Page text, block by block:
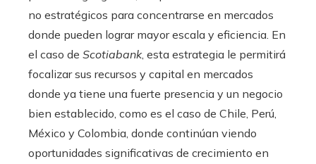
no estratégicos para concentrarse en mercados
donde pueden lograr mayor escala y eficiencia. En
el caso de Scotiabank, esta estrategia le permitirá
focalizar sus recursos y capital en mercados
donde ya tiene una fuerte presencia y un negocio
bien establecido, como es el caso de Chile, Perú,
México y Colombia, donde continúan viendo
oportunidades significativas de crecimiento en